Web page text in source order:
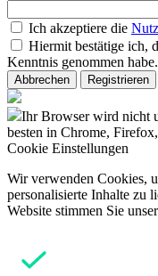
Ich akzeptiere die
Hiermit bestätige ich,
Kenntnis genommen habe.
Abbrechen Registrieren
Ihr Browser wird nicht
besten in Chrome,
Cookie Einstellungen
Wir verwenden Cookies,
personalisierte Inhalte zu
Website stimmen Sie